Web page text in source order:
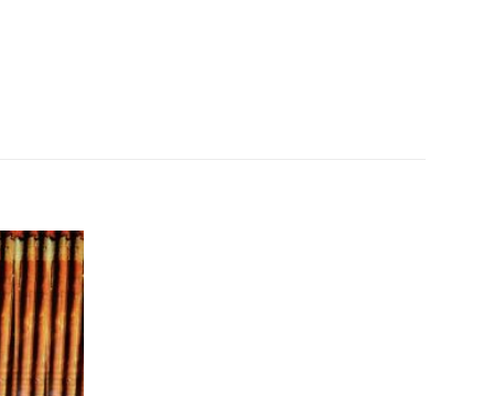
Añadir
a la
lista de
deseos